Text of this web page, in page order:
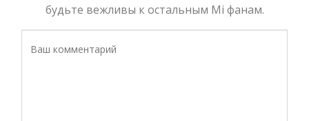
будьте вежливы к остальным Mi фанам.